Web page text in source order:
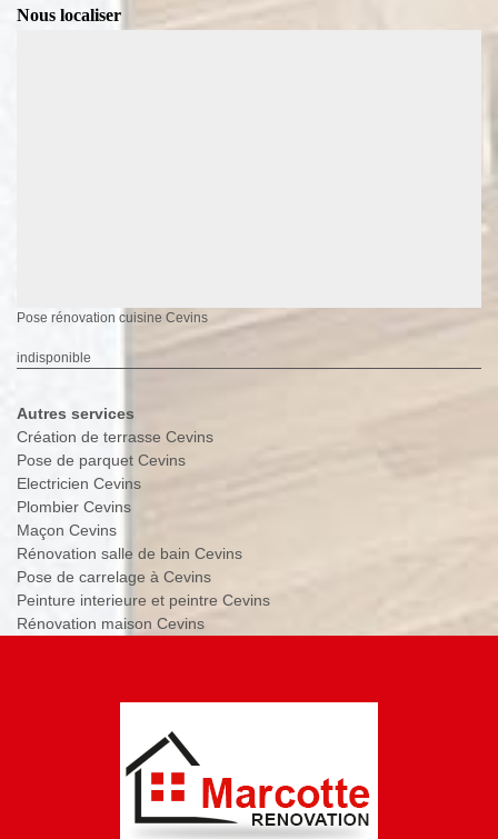
Nous localiser
Pose rénovation cuisine Cevins
indisponible
Autres services
Création de terrasse Cevins
Pose de parquet Cevins
Electricien Cevins
Plombier Cevins
Maçon Cevins
Rénovation salle de bain Cevins
Pose de carrelage à Cevins
Peinture interieure et peintre Cevins
Rénovation maison Cevins